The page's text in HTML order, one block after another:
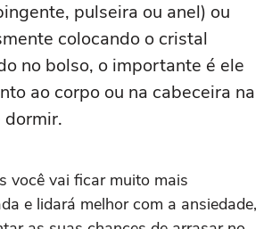
pulseira ou anel) ou
colocando o cristal
no bolso, o importante é ele
ao corpo ou na cabeceira na
dormir.
você vai ficar muito mais
e lidará melhor com a ansiedade,